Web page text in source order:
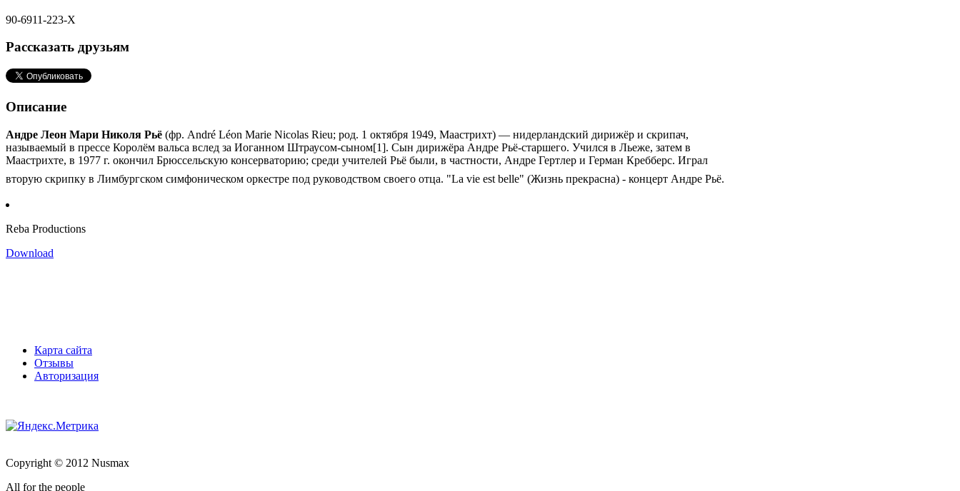
90-6911-223-X
Рассказать друзьям
Описание
Андре Леон Мари Николя Рьё (фр. André Léon Marie Nicolas Rieu; род. 1 октября 1949, Маастрихт) — нидерландский дирижёр и скрипач,
называемый в прессе Королём вальса вслед за Иоганном Штраусом-сыном[1]. Сын дирижёра Андре Рьё-старшего. Учился в Льеже, затем в
Маастрихте, в 1977 г. окончил Брюссельскую консерваторию; среди учителей Рьё были, в частности, Андре Гертлер и Герман Кребберс. Играл
вторую скрипку в Лимбургском симфоническом оркестре под руководством своего отца. "La vie est belle" (Жизнь прекрасна) - концерт Андре Рьё.
Reba Productions
Download
Карта сайта
Отзывы
Авторизация
Copyright © 2012 Nusmax
All for the people